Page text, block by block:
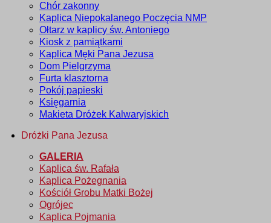
Chór zakonny
Kaplica Niepokalanego Poczęcia NMP
Ołtarz w kaplicy św. Antoniego
Kiosk z pamiątkami
Kaplica Męki Pana Jezusa
Dom Pielgrzyma
Furta klasztorna
Pokój papieski
Księgarnia
Makieta Dróżek Kalwaryjskich
Dróżki Pana Jezusa
GALERIA
Kaplica św. Rafała
Kaplica Pożegnania
Kościół Grobu Matki Bożej
Ogrójec
Kaplica Pojmania